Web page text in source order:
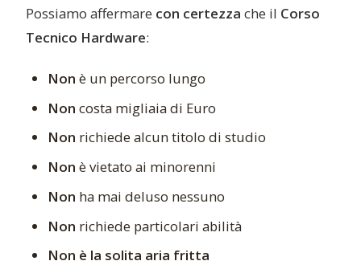
Possiamo affermare con certezza che il Corso
Tecnico Hardware:
Non è un percorso lungo
Non costa migliaia di Euro
Non richiede alcun titolo di studio
Non è vietato ai minorenni
Non ha mai deluso nessuno
Non richiede particolari abilità
Non è la solita aria fritta